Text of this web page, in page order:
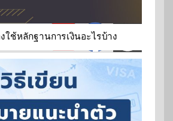
ใช้หลักฐานการเงินอะไรบ้าง